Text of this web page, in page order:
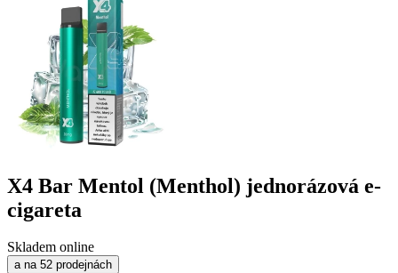
X4 Bar Mentol (Menthol) jednorázová e-
cigareta
Skladem online
a na 52 prodejnách